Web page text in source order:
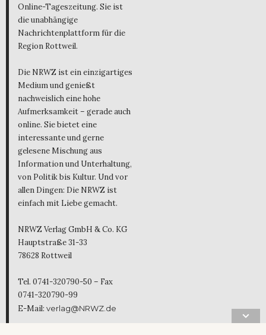
Online-Tageszeitung. Sie ist
die unabhängige
Nachrichtenplattform für die
Region Rottweil.
Die NRWZ ist ein einzigartiges
Medium und genießt
nachweislich eine hohe
Aufmerksamkeit – gerade auch
online. Sie bietet eine
interessante und gerne
gelesene Mischung aus
Information und Unterhaltung,
von Politik bis Kultur. Und vor
allen Dingen: Die NRWZ ist
einfach mit Liebe gemacht.
NRWZ Verlag GmbH & Co. KG
Hauptstraße 31-33
78628 Rottweil
Tel. 0741-320790-50 – Fax
0741-320790-99
E-Mail: verlag@NRWZ.de